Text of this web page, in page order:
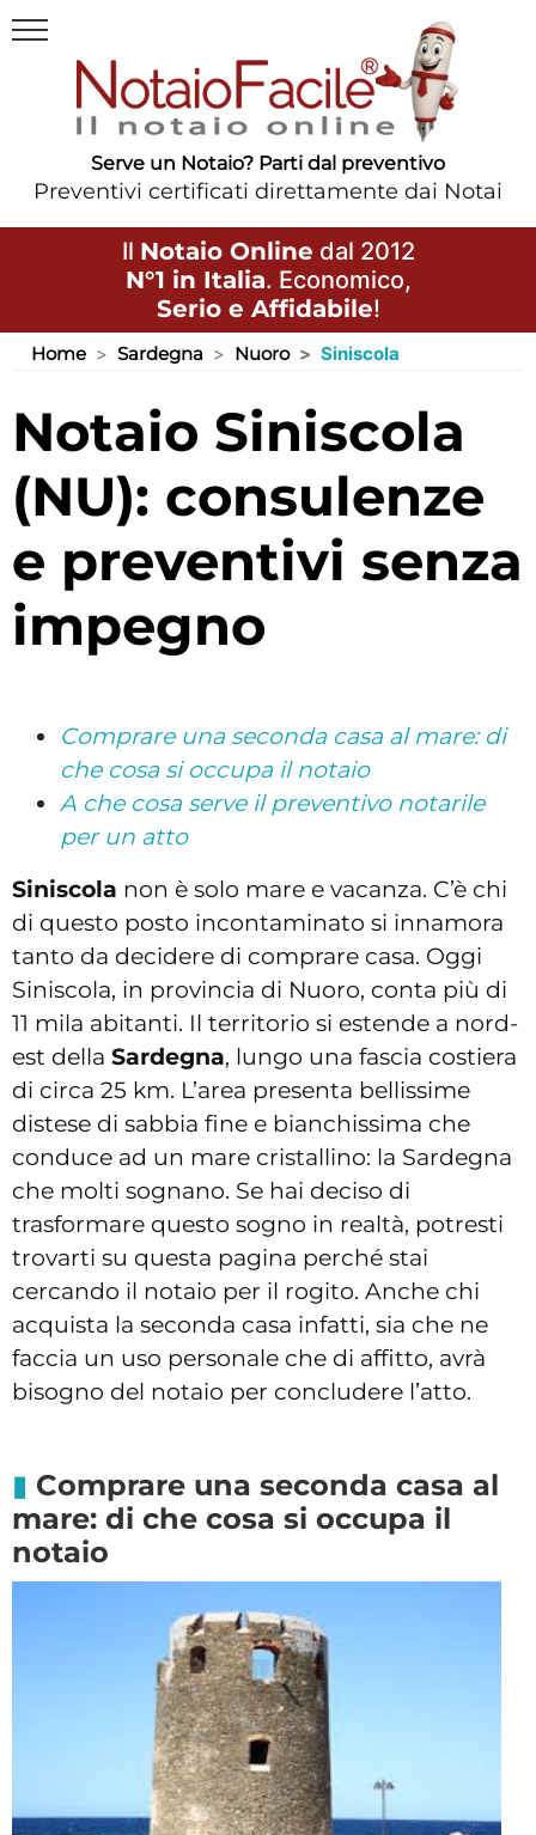
Serve un Notaio? Parti dal preventivo
Preventivi certificati direttamente dai Notai
Il Notaio Online dal 2012
N°1 in Italia. Economico,
Serio e Affidabile!
Home Sardegna Nuoro Siniscola
Notaio Siniscola
(NU): consulenze
e preventivi senza
impegno
Comprare una seconda casa al mare: di
che cosa si occupa il notaio
A che cosa serve il preventivo notarile
per un atto
Siniscola non è solo mare e vacanza. C’è chi
di questo posto incontaminato si innamora
tanto da decidere di comprare casa. Oggi
Siniscola, in provincia di Nuoro, conta più di
11 mila abitanti. Il territorio si estende a nord-
est della Sardegna, lungo una fascia costiera
di circa 25 km. L’area presenta bellissime
distese di sabbia fine e bianchissima che
conduce ad un mare cristallino: la Sardegna
che molti sognano. Se hai deciso di
trasformare questo sogno in realtà, potresti
trovarti su questa pagina perché stai
cercando il notaio per il rogito. Anche chi
acquista la seconda casa infatti, sia che ne
faccia un uso personale che di affitto, avrà
bisogno del notaio per concludere l’atto.
Comprare una seconda casa al
mare: di che cosa si occupa il
notaio